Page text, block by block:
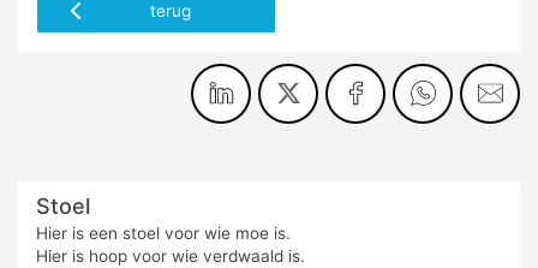
terug
Stoel
Hier is een stoel voor wie moe is.
Hier is hoop voor wie verdwaald is.